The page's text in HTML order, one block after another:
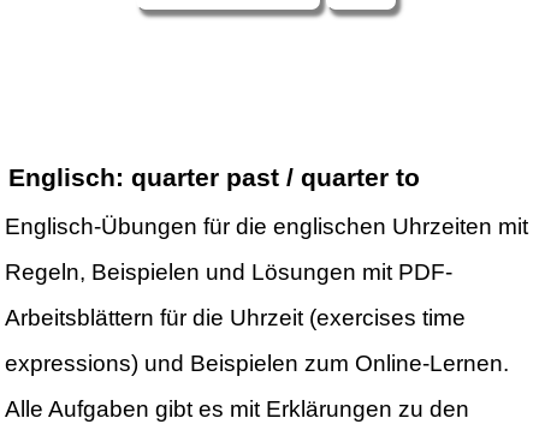
Englisch: quarter past / quarter to
Englisch-Übungen für die englischen Uhrzeiten mit
Regeln, Beispielen und Lösungen mit PDF-
Arbeitsblättern für die Uhrzeit (exercises time
expressions) und Beispielen zum Online-Lernen.
Alle Aufgaben gibt es mit Erklärungen zu den